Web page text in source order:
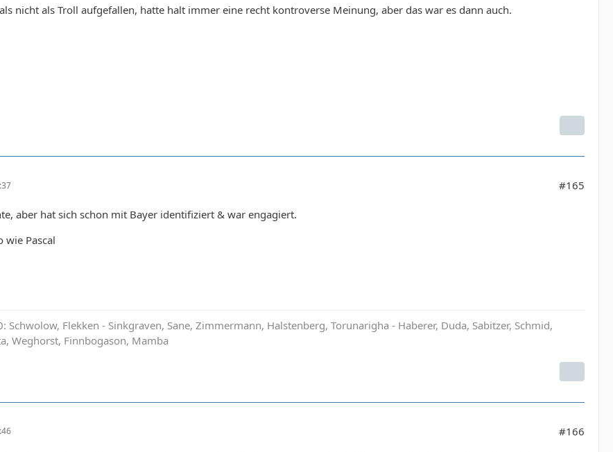
nicht als Troll aufgefallen, hatte halt immer eine recht kontroverse Meinung, aber das war es dann auch.
#165
aber hat sich schon mit Bayer identifiziert & war engagiert.
wie Pascal
Flekken - Sinkgraven, Sane, Zimmermann, Halstenberg, Torunarigha - Haberer, Duda, Sabitzer, Schmid,
Weghorst, Finnbogason, Mamba
#166